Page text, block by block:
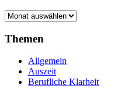
Archive
Themen
Allgemein
Auszeit
Berufliche Klarheit